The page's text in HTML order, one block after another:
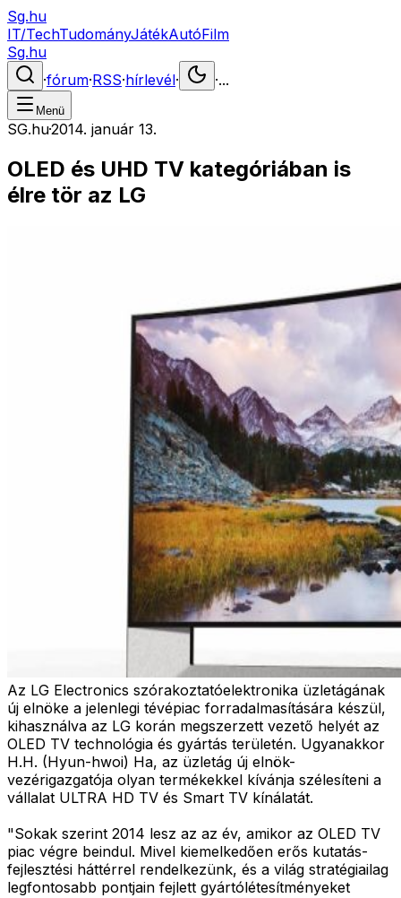
Sg.hu
IT/TechTudományJátékAutóFilm
Sg.hu
·fórum·RSS·hírlevél· ·...
Menü
SG.hu·2014. január 13.
OLED és UHD TV kategóriában is
élre tör az LG
Az LG Electronics szórakoztatóelektronika üzletágának
új elnöke a jelenlegi tévépiac forradalmasítására készül,
kihasználva az LG korán megszerzett vezető helyét az
OLED TV technológia és gyártás területén. Ugyanakkor
H.H. (Hyun-hwoi) Ha, az üzletág új elnök-
vezérigazgatója olyan termékekkel kívánja szélesíteni a
vállalat ULTRA HD TV és Smart TV kínálatát.
"Sokak szerint 2014 lesz az az év, amikor az OLED TV
piac végre beindul. Mivel kiemelkedően erős kutatás-
fejlesztési háttérrel rendelkezünk, és a világ stratégiailag
legfontosabb pontjain fejlett gyártólétesítményeket